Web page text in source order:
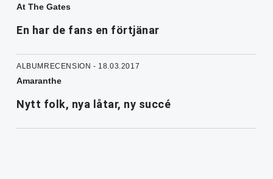
At The Gates
En har de fans en förtjänar
ALBUMRECENSION - 18.03.2017
Amaranthe
Nytt folk, nya låtar, ny succé